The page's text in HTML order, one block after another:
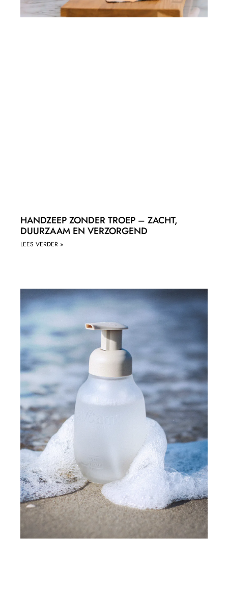
HANDZEEP ZONDER TROEP – ZACHT,
DUURZAAM EN VERZORGEND
LEES VERDER »